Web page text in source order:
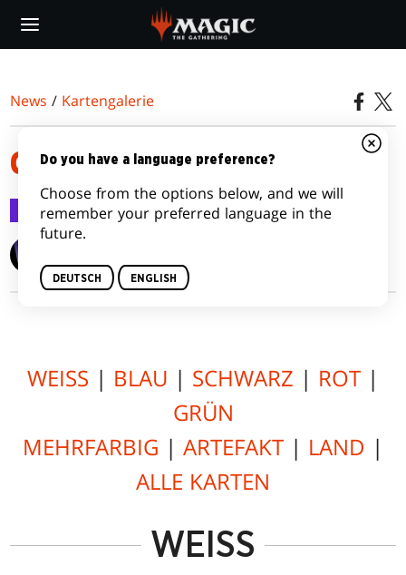
main
News / Kartengalerie
COMMANDER (2018 EDITION)
Kartengalerie 27. Juli 2018
WEISS | BLAU | SCHWARZ | ROT |
GRÜN
MEHRFARBIG | ARTEFAKT | LAND |
ALLE KARTEN
WEISS
Do you have a language preference?
Choose from the options below, and we will
remember your preferred language in the
future.
DEUTSCH ENGLISH